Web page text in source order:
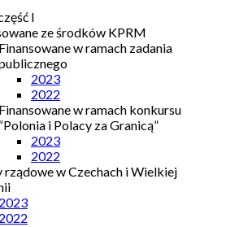
I
ze środków KPRM
Finansowane w ramach zadania
2023
2022
Finansowane w ramach konkursu
“Polonia i Polacy za Granicą”
2023
2022
rządowe w Czechach i Wielkiej
2023
2022